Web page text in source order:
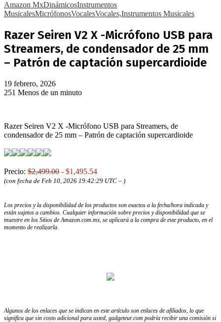
Amazon MxDinámicosInstrumentos
MusicalesMicrófonosVocalesVocales,Instrumentos Musicales
Razer Seiren V2 X -Micrófono USB para
Streamers, de condensador de 25 mm
– Patrón de captación supercardioide
19 febrero, 2026
251 Menos de un minuto
Razer Seiren V2 X -Micrófono USB para Streamers, de
condensador de 25 mm – Patrón de captación supercardioide
Precio: $2,499.00 - $1,495.54
(con fecha de Feb 10, 2026 19:42:29 UTC – )
Los precios y la disponibilidad de los productos son exactos a la fecha/hora indicada y
están sujetos a cambios. Cualquier información sobre precios y disponibilidad que se
muestre en los Sitios de Amazon.com.mx, se aplicará a la compra de este producto, en el
momento de realizarla.
Algunos de los enlaces que se indican en este artículo son enlaces de afiliados, lo que
significa que sin costo adicional para usted, gadgeteur.com podría recibir una comisión si